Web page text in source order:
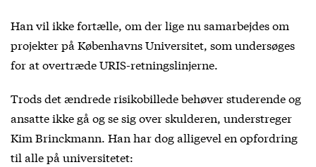
Han vil ikke fortælle, om der lige nu samarbejdes om
projekter på Københavns Universitet, som undersøges
for at overtræde URIS-retningslinjerne.
Trods det ændrede risikobillede behøver studerende og
ansatte ikke gå og se sig over skulderen, understreger
Kim Brinckmann. Han har dog alligevel en opfordring
til alle på universitetet: